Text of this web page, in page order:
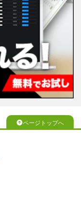
ページトップへ